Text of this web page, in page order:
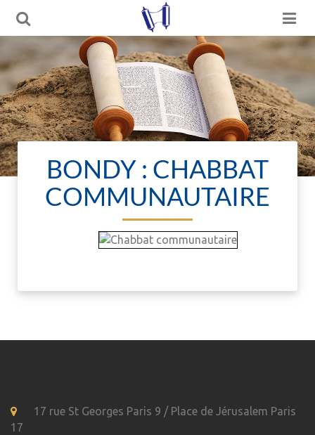
BONDY : CHABBAT
COMMUNAUTAIRE
17 rue St Georges Paris 9 / Place de Jérusalem Paris
17